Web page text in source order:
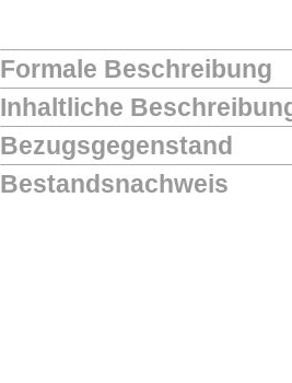
Formale Beschreibung
Inhaltliche
Bezugsgegenstand
Bestandsnachweis